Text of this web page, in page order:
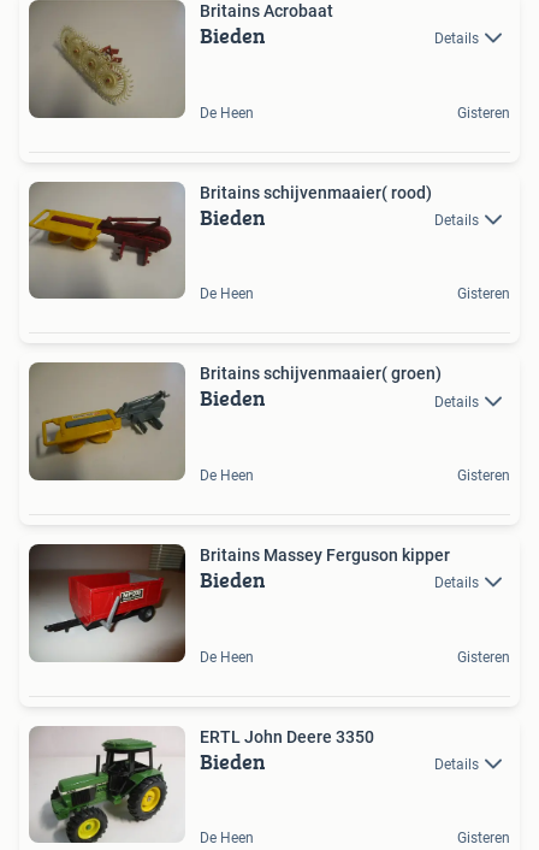
Britains Acrobaat
Bieden Details
De Heen Gisteren
Britains schijvenmaaier( rood)
Bieden Details
De Heen Gisteren
Britains schijvenmaaier( groen)
Bieden Details
De Heen Gisteren
Britains Massey Ferguson kipper
Bieden Details
De Heen Gisteren
ERTL John Deere 3350
Bieden Details
De Heen Gisteren